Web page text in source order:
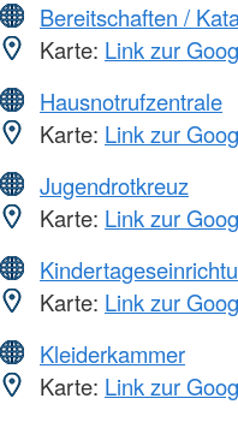
Bereitschaften /
Karte: Link zur
Hausnotrufzentrale
Karte: Link zur
Jugendrotkreuz
Karte: Link zur
Karte: Link zur
Kleiderkammer
Karte: Link zur